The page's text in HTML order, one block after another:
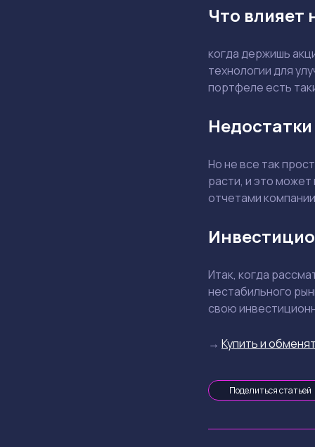
Что влияет
когда держишь
технологии для
портфеле есть
Но не все так
расти, и это
отчетами
Итак, когда
нестабильного
свою
→ Купить и
Поделиться статьей